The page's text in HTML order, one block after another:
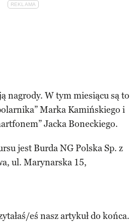
nagrody. W tym miesiącu są to
Marka Kamińskiego i
Jacka Boneckiego.
jest Burda NG Polska Sp. z
ul. Marynarska 15,
eś nasz artykuł do końca.